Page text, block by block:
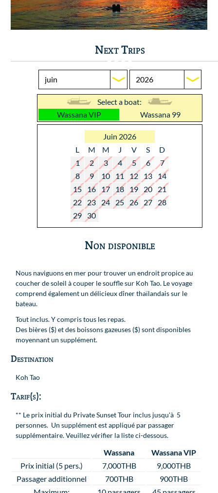
Next Trips
Select a boat:
Wassana VIP
Wassana 99
Juin 2026
L
M M J V S
D
1
2 3 4 5 6
7
8
9 10 11 12 13
14
15
16 17 18 19 20
21
22
23 24 25 26 27
28
29
30
Non disponible
Nous naviguons en mer pour trouver un endroit propice au
coucher de soleil à couper le souffle sur Koh Tao. Le voyage
comprend également un délicieux dîner thaïlandais sur le
bateau.
Tout inclus. Y compris tous les repas.
Des bières ($) et des boissons gazeuses ($) sont disponibles
moyennant un supplément.
Destination
Koh Tao
Tarif(s):
** Le prix initial du Private Sunset Tour inclus jusqu'à 5
personnes. Un supplément est appliqué par passager
supplémentaire. Veuillez vérifier la liste ci-dessous.
Wassana
Wassana VIP
Prix initial (5 pers.)
7,000THB
9,000THB
Passager additionnel
700THB
900THB